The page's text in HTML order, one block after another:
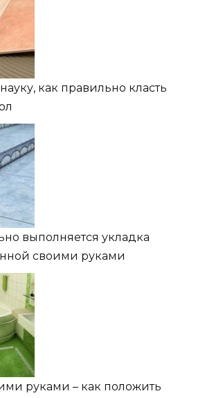
как правильно класть
выполняется укладка
своими руками
руками – как положить